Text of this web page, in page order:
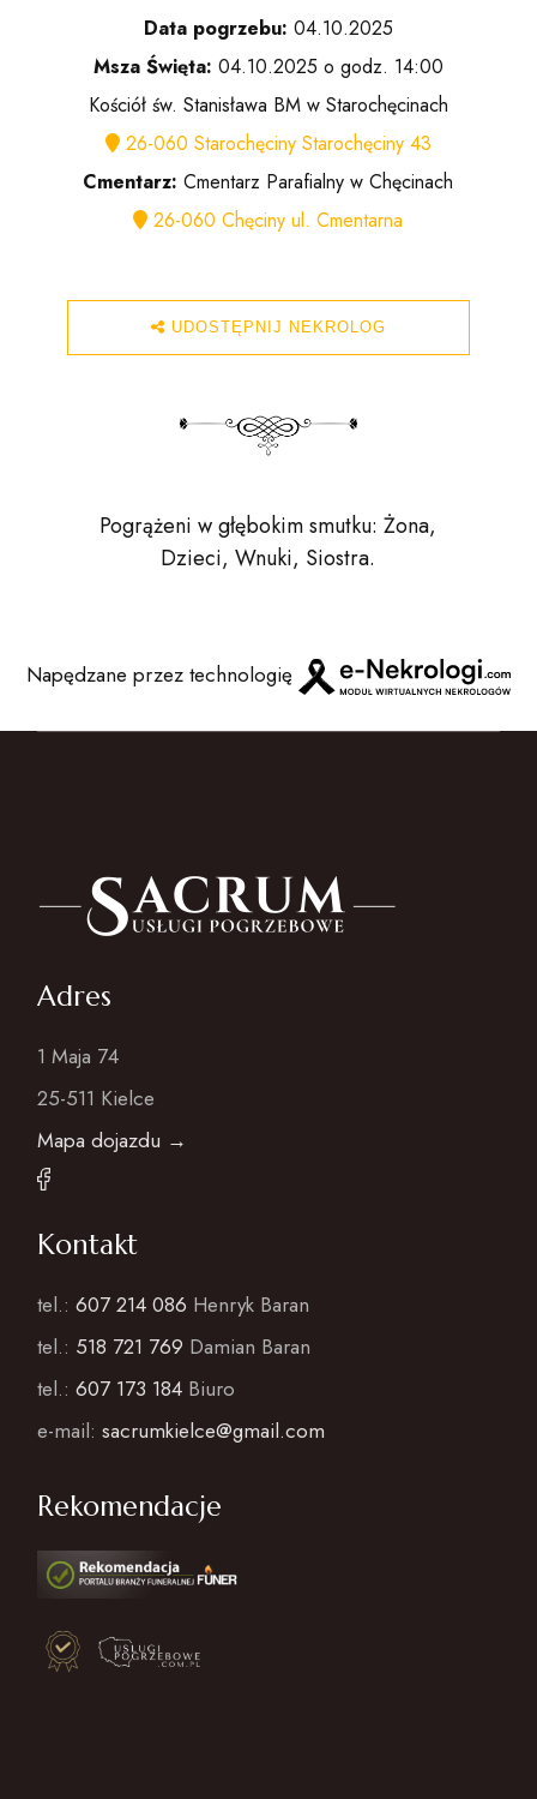
Data pogrzebu: 04.10.2025
Msza Święta: 04.10.2025 o godz. 14:00
Kościół św. Stanisława BM w Starochęcinach
26-060 Starochęciny Starochęciny 43
Cmentarz: Cmentarz Parafialny w Chęcinach
26-060 Chęciny ul. Cmentarna
UDOSTĘPNIJ NEKROLOG
Pogrążeni w głębokim smutku: Żona,
Dzieci, Wnuki, Siostra.
Napędzane przez technologię
Adres
1 Maja 74
25-511 Kielce
Mapa dojazdu →
Kontakt
tel.:607 214 086 Henryk Baran
tel.: 518 721 769 Damian Baran
tel.:607 173 184 Biuro
e-mail:sacrumkielce@gmail.com
Rekomendacje